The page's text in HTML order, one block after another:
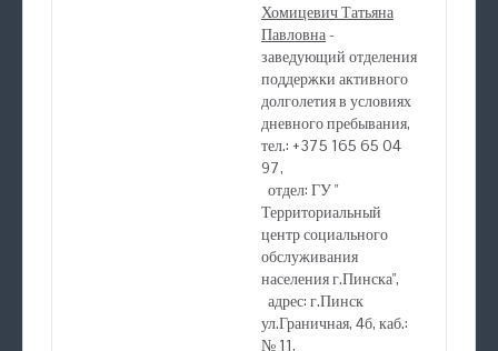
Хомицевич Татьяна
Павловна-
заведующий отделения
поддержки активного
долголетия в условиях
дневного пребывания,
тел.: +375 165 65 04
97,
отдел: ГУ "
Территориальный
центр социального
обслуживания
населения г.Пинска",
адрес: г.Пинск
ул.Граничная, 4б, каб.:
№ 11,